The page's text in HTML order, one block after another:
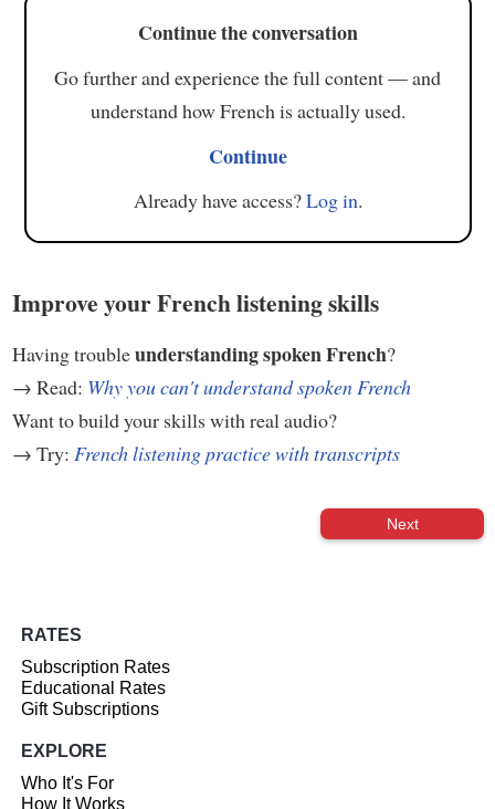
Continue the conversation
Go further and experience the full content — and
understand how French is actually used.
Continue
Already have access?Log in.
Improve your French listening skills
Having troubleunderstanding spoken French?
→ Read: Why you can't understand spoken French
Want to build your skills with real audio?
→ Try: French listening practice with transcripts
Next
RATES
Subscription Rates
Educational Rates
Gift Subscriptions
EXPLORE
Who It's For
How It Works